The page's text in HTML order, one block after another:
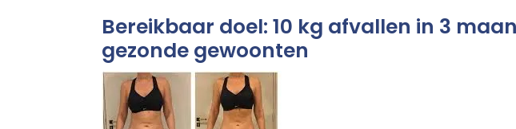
Bereikbaar doel: 10 kg afvallen in 3
gezonde gewoonten